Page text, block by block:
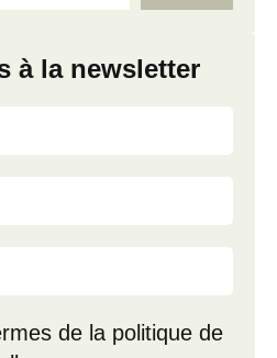
à la newsletter
de la politique de